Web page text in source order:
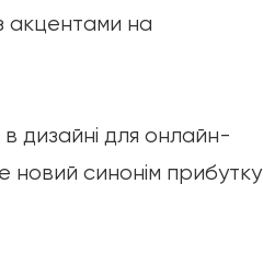
акцентами на
дизайні для онлайн-
новий синонім прибутку